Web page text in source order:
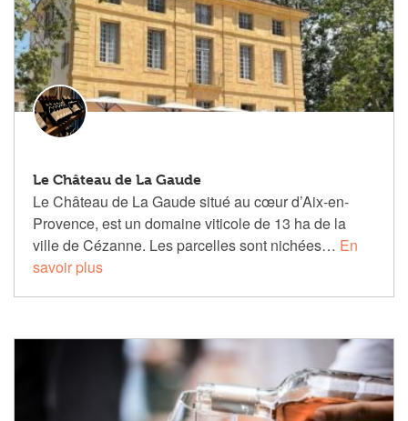
Le Château de La Gaude
Le Château de La Gaude situé au cœur d’Aix-en-
Provence, est un domaine viticole de 13 ha de la
ville de Cézanne. Les parcelles sont nichées… En
savoir plus